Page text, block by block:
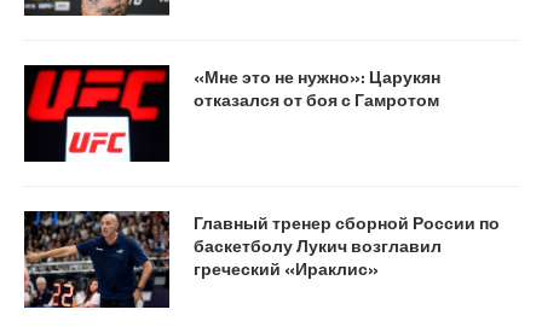
«Мне это не нужно»: Царукян
отказался от боя с Гамротом
Главный тренер сборной России по
баскетболу Лукич возглавил
греческий «Ираклис»